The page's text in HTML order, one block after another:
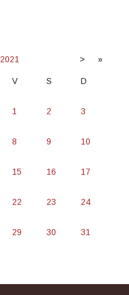
2021 > »
V S D
1 2 3
8 9 10
15 16 17
22 23 24
29 30 31